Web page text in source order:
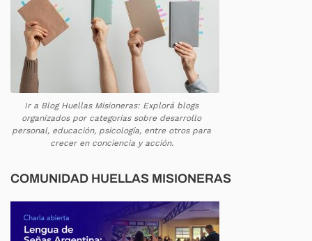
Ir a Blog Huellas Misioneras: Explorá blogs
organizados por categorías sobre desarrollo
personal, educación, psicología, entre otros para
crecer en conciencia y acción.
COMUNIDAD HUELLAS MISIONERAS